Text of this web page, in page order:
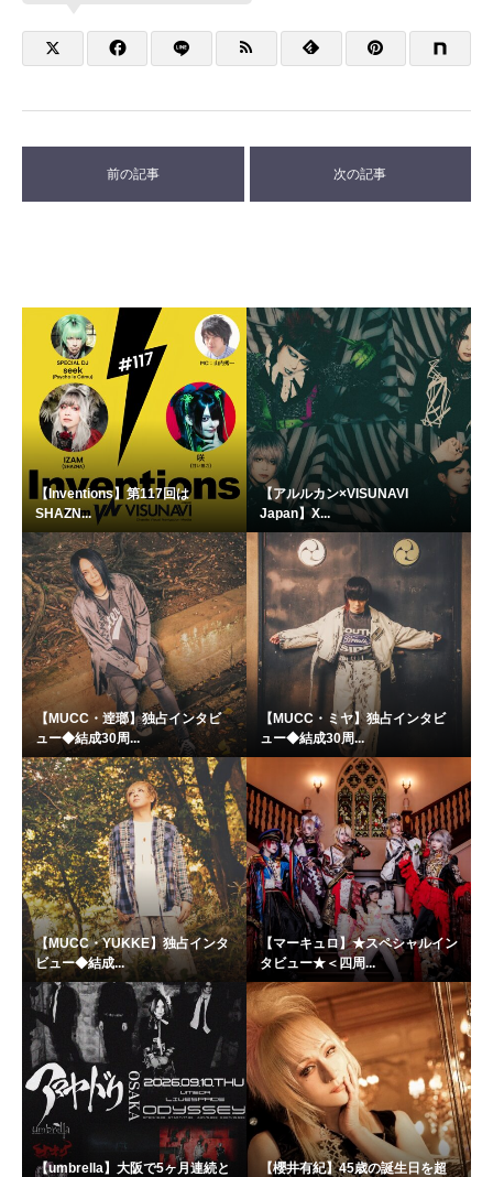
前の記事 次の記事
【Inventions】第117回は
SHAZN...
【アルルカン×VISUNAVI
Japan】X...
【MUCC・逹瑯】独占インタビ
ュー◆結成30周...
【MUCC・ミヤ】独占インタビ
ュー◆結成30周...
【MUCC・YUKKE】独占インタ
ビュー◆結成...
【マーキュロ】★スペシャルイン
タビュー★＜四周...
【umbrella】大阪で5ヶ月連続と
【櫻井有紀】45歳の誕生日を超